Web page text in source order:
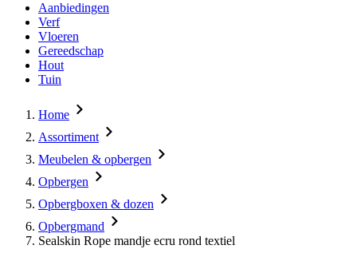
Aanbiedingen
Verf
Vloeren
Gereedschap
Hout
Tuin
Home
Assortiment
Meubelen & opbergen
Opbergen
Opbergboxen & dozen
Opbergmand
Sealskin Rope mandje ecru rond textiel